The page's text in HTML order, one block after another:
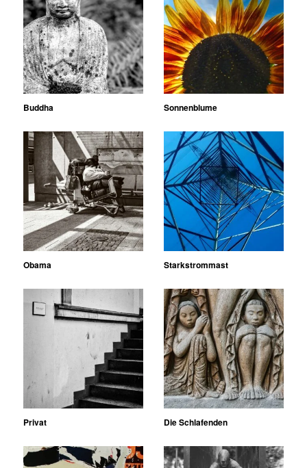
Buddha Sonnenblume
Obama Starkstrommast
Privat Die Schlafenden